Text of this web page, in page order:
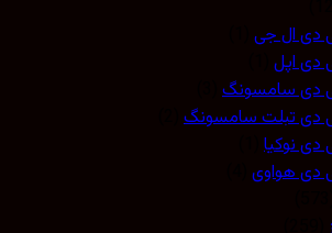
ال جی(1)
(1)
سامسونگ(3)
تبلت سامسونگ(2)
(1)
(4)